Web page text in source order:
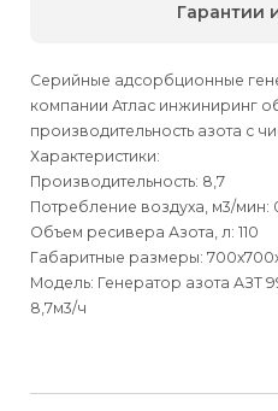
Серийные адсорбционные
компании Атлас инжиниринг
производительность азота с
Характеристики:
Производительность: 8,7
Потребление воздуха, м3/мин:
Объем ресивера Азота, л: 110
Габаритные размеры:
Модель: Генератор азота АЗТ
8,7м3/ч
Способыдоставки
Гарантии